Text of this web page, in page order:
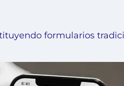
formularios